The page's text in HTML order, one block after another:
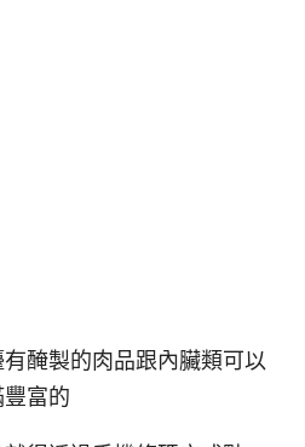
醃製的肉品跟內臟類可以
富的